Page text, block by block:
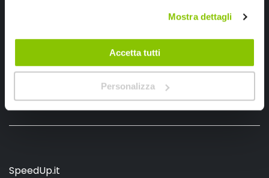
Mostra dettagli
Accetta tutti
Personalizza
Segui SPEEDUP.IT
SpeedUp.it